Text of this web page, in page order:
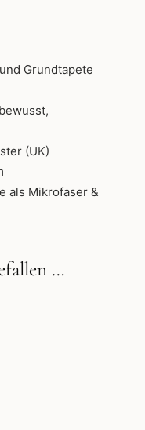
Grundtapete
(UK)
als Mikrofaser &
…